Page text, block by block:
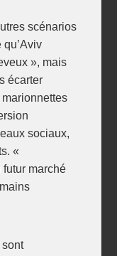
scénarios
», mais
écarter
sociaux,
«
futur marché
sont